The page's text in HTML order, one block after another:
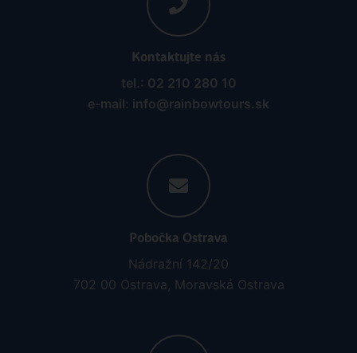
Kontaktujte nás
tel.: 02 210 280 10
e-mail: info@rainbowtours.sk
Pobočka Ostrava
Nádražní 142/20
702 00 Ostrava, Moravská Ostrava